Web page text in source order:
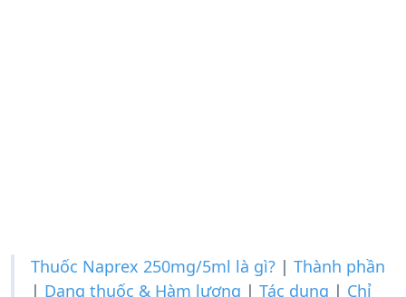
Thuốc Naprex 250mg/5ml là gì? | Thành phần
| Dạng thuốc & Hàm lượng | Tác dụng | Chỉ